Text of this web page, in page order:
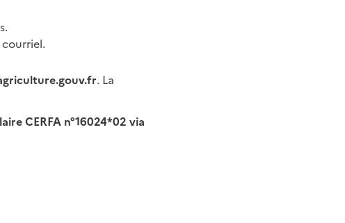
. La
CERFA n°16024*02 via